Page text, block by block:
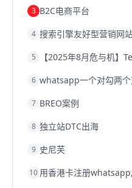
3 B2C电商平台
4 搜索引擎友好型营销网
5
6
7 BREO案例
8 独立站DTC出海
9 史尼芙
10 用香港卡注册